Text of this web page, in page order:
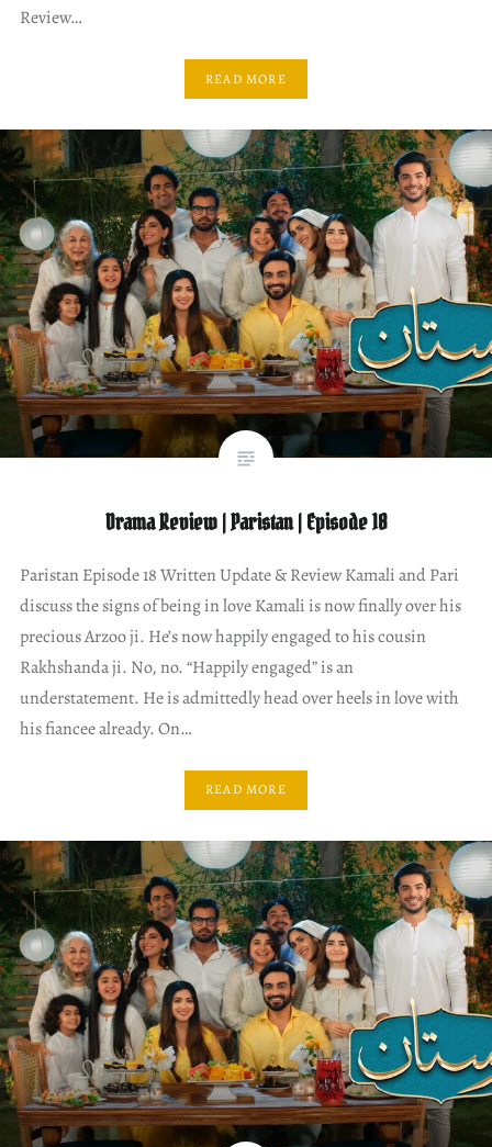
Review…
READ MORE
Drama Review | Paristan | Episode 18
Paristan Episode 18 Written Update & Review Kamali and Pari
discuss the signs of being in love Kamali is now finally over his
precious Arzoo ji. He’s now happily engaged to his cousin
Rakhshanda ji. No, no. “Happily engaged” is an
understatement. He is admittedly head over heels in love with
his fiancee already. On…
READ MORE